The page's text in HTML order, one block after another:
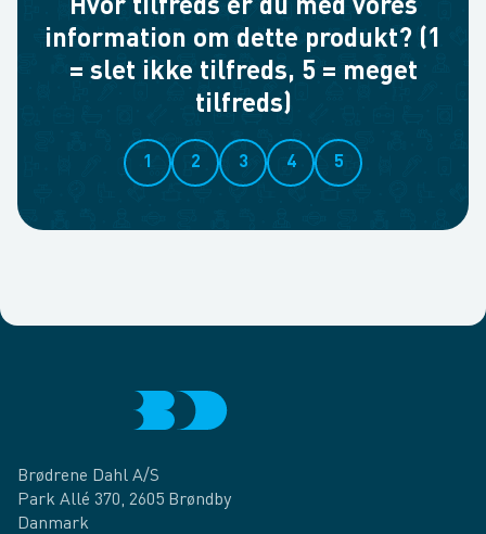
Hvor tilfreds er du med vores
information om dette produkt? (1
= slet ikke tilfreds, 5 = meget
tilfreds)
1 2 3 4 5
Brødrene Dahl A/S
Park Allé 370, 2605 Brøndby
Danmark